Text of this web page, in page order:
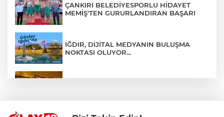
ÇANKIRI BELEDİYESPORLU HİDAYET
MEMİŞ'TEN GURURLANDIRAN BAŞARI
IĞDIR, DİJİTAL MEDYANIN BULUŞMA
NOKTASI OLUYOR...